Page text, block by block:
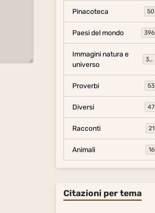
Pinacoteca 50
Paesi del mondo 396
Immagini natura e
universo
306
Proverbi 53
Diversi 47
Racconti 21
Animali 16
Citazioni per tema